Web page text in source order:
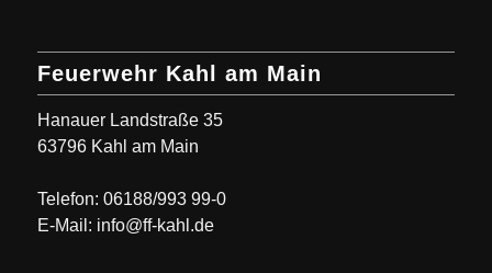
Feuerwehr Kahl am Main
Hanauer Landstraße 35
63796 Kahl am Main
Telefon: 06188/993 99-0
E-Mail: info@ff-kahl.de